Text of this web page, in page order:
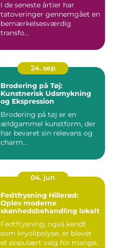
I de seneste årtier har
tatoveringer gennemgået en
bemærkelsesværdig
transfo...
24. sep
Brodering på Tøj:
Kunstnerisk Udsmykning
og Ekspression
Brodering på tøj er en
ældgammel kunstform, der
har bevaret sin relevans og
charm...
04. jun
Fedtfrysning Hillerød:
Oplev moderne
skønhedsbehandling lokalt
Fedtfrysning, også kendt
som kryolipolyse, er blevet
et populært valg for mange,